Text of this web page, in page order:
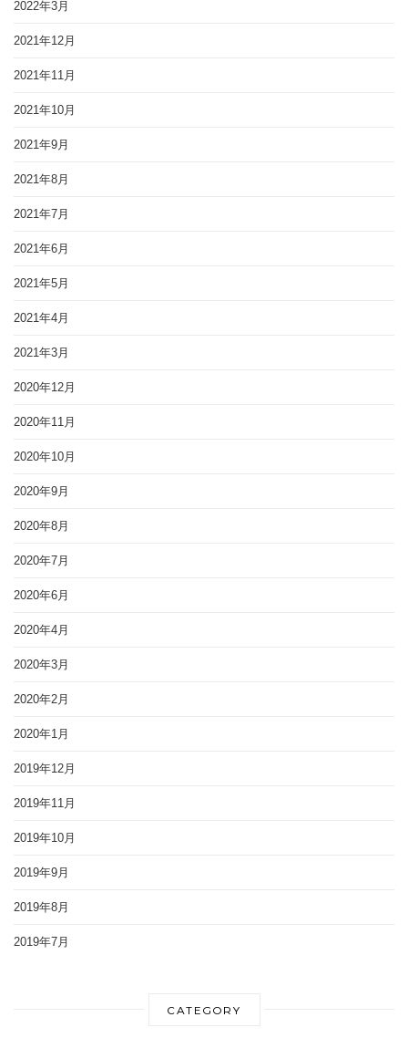
2022年3月
2021年12月
2021年11月
2021年10月
2021年9月
2021年8月
2021年7月
2021年6月
2021年5月
2021年4月
2021年3月
2020年12月
2020年11月
2020年10月
2020年9月
2020年8月
2020年7月
2020年6月
2020年4月
2020年3月
2020年2月
2020年1月
2019年12月
2019年11月
2019年10月
2019年9月
2019年8月
2019年7月
CATEGORY